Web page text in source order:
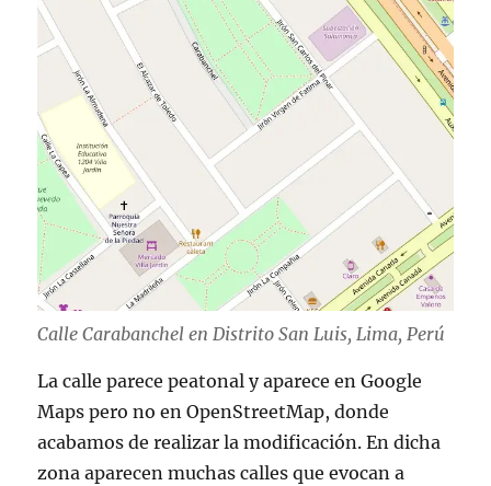
Calle Carabanchel en Distrito San Luis, Lima, Perú
La calle parece peatonal y aparece en Google
Maps pero no en OpenStreetMap, donde
acabamos de realizar la modificación. En dicha
zona aparecen muchas calles que evocan a